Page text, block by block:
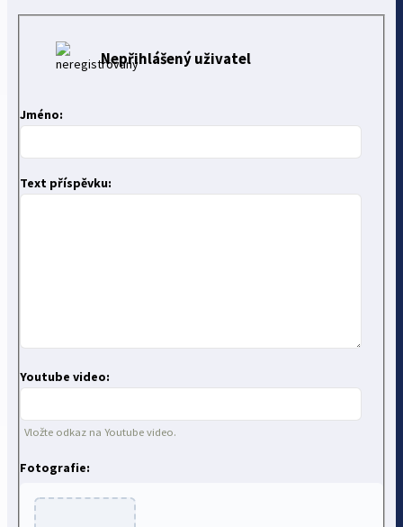
Nepřihlášený uživatel
Jméno:
Text příspěvku:
Youtube video:
Vložte odkaz na Youtube video.
Fotografie: